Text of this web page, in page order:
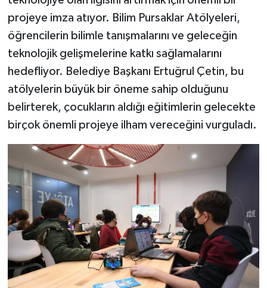
projeye imza atıyor. Bilim Pursaklar Atölyeleri,
öğrencilerin bilimle tanışmalarını ve geleceğin
teknolojik gelişmelerine katkı sağlamalarını
hedefliyor. Belediye Başkanı Ertuğrul Çetin, bu
atölyelerin büyük bir öneme sahip olduğunu
belirterek, çocukların aldığı eğitimlerin gelecekte
birçok önemli projeye ilham vereceğini vurguladı.